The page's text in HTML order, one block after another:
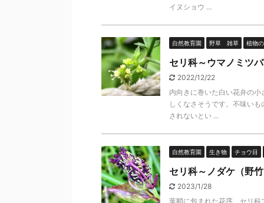
イヌショウ ...
自然教育園 野草 雑草 植物
セリ科～ウマノミツバ
2022/12/22
内向きに巻いた白い花弁の
しくなさそうです。不味い
されないとい ...
自然教育園 生き物 チョウ目
セリ科～ノダケ（野
2023/1/28
葉鞘に包まれた花序、セリ